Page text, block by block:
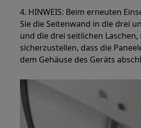
4. HINWEIS: Beim erneuten
Sie die Seitenwand in die drei
und die drei seitlichen Laschen,
sicherzustellen, dass die
dem Gehäuse des Geräts